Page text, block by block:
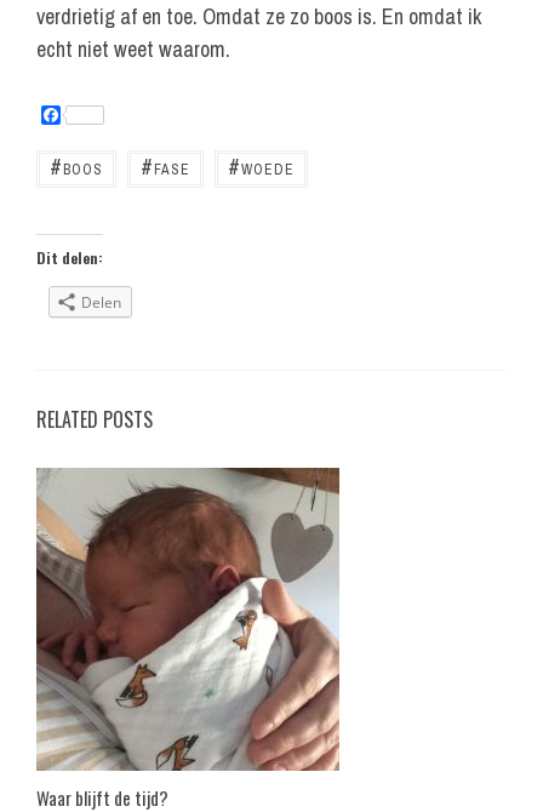
verdrietig af en toe. Omdat ze zo boos is. En omdat ik
echt niet weet waarom.
F
e
o
k
#BOOS #FASE #WOEDE
Dit delen:
Delen
RELATED POSTS
Waar blijft de tijd?